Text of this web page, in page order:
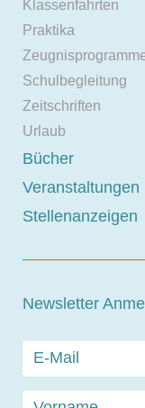
Klassenfahrten
Praktika
Schulbegleitung
Zeitschriften
Urlaub
Bücher
Veranstaltungen
Stellenanzeigen
Newsletter